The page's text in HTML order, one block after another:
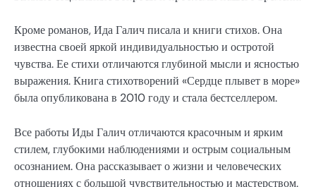
Кроме романов, Ида Галич писала и книги стихов. Она
известна своей яркой индивидуальностью и остротой
чувства. Ее стихи отличаются глубиной мысли и ясностью
выражения. Книга стихотворений «Сердце плывет в море»
была опубликована в 2010 году и стала бестселлером.
Все работы Иды Галич отличаются красочным и ярким
стилем, глубокими наблюдениями и острым социальным
осознанием. Она рассказывает о жизни и человеческих
отношениях с большой чувствительностью и мастерством.